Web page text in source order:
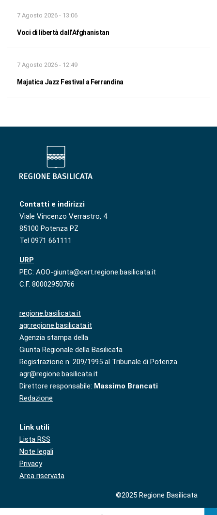
7 Agosto 2026 - 13:06
Voci di libertà dall’Afghanistan
7 Agosto 2026 - 12:49
Majatica Jazz Festival a Ferrandina
Contatti e indirizzi
Viale Vincenzo Verrastro, 4
85100 Potenza PZ
Tel 0971 661111
URP
PEC: AOO-giunta@cert.regione.basilicata.it
C.F. 80002950766
regione.basilicata.it
agr.regione.basilicata.it
Agenzia stampa della
Giunta Regionale della Basilicata
Registrazione n. 209/1995 al Tribunale di Potenza
agr@regione.basilicata.it
Direttore responsabile: Massimo Brancati
Redazione
Link utili
Lista RSS
Note legali
Privacy
Area riservata
©2025 Regione Basilicata